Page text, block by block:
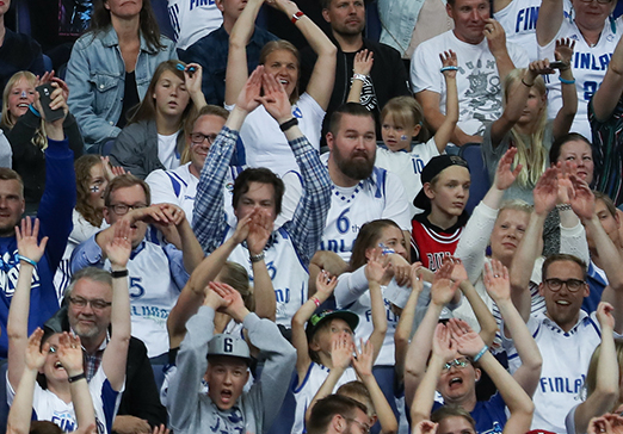
Liettuasta
Susiladies nappasi
harvinaislaatuisen voiton
Liettuasta Tukholmassa
pelatussa maaottelussa.
Susiladies voitti vakuuttavasti
Liettuan 81-70 (48-36) Elina
Aarnisalon 22 pisteen
johdattamana. Suomi pelaa
Tukholmassa vielä toisen
ottelun, kun huomenna vastaan
tulee Ruotsi.